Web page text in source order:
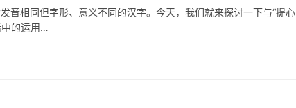
同但字形、意义不同的汉字。今天，我们就来探讨一下与“提
中的运用…